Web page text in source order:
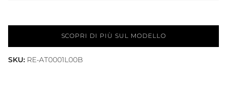
SCOPRI DI PIÙ SUL MODELLO
SKU: RE-AT0001L00B